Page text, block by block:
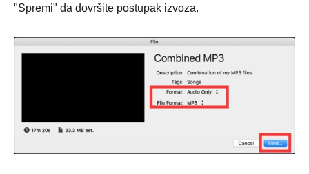
"Spremi" da dovršite postupak izvoza.